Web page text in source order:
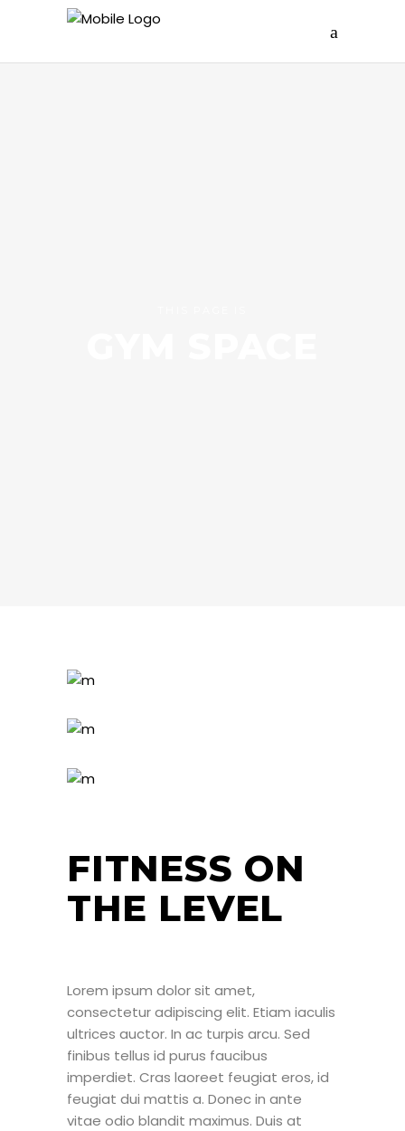
FITNESS ON
THE LEVEL
Lorem ipsum dolor sit amet,
consectetur adipiscing elit. Etiam iaculis
ultrices auctor. In ac turpis arcu. Sed
finibus tellus id purus faucibus
imperdiet. Cras laoreet feugiat eros, id
feugiat dui mattis a. Donec in ante
vitae odio blandit maximus. Duis at